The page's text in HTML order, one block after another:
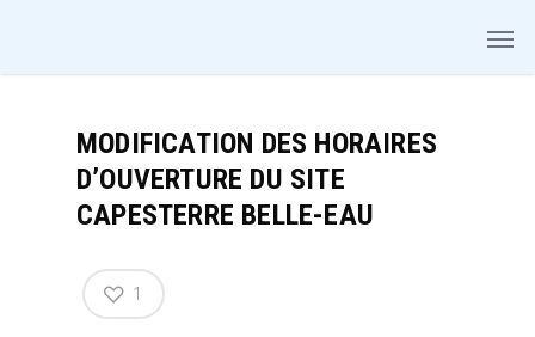
MODIFICATION DES HORAIRES
D’OUVERTURE DU SITE
CAPESTERRE BELLE-EAU
1